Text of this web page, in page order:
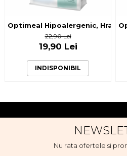
Optimeal Hipoalergenic,
22,90 Lei
19,90 Lei
INDISPONIBIL
Nu rata ofertele si